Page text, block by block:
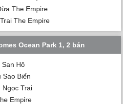
The Empire
The Empire
Ocean Park 1, 2 bán
San Hô
Sao Biển
Ngọc Trai
Empire